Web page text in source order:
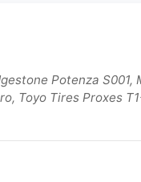
Potenza S001,
Toyo Tires Proxes